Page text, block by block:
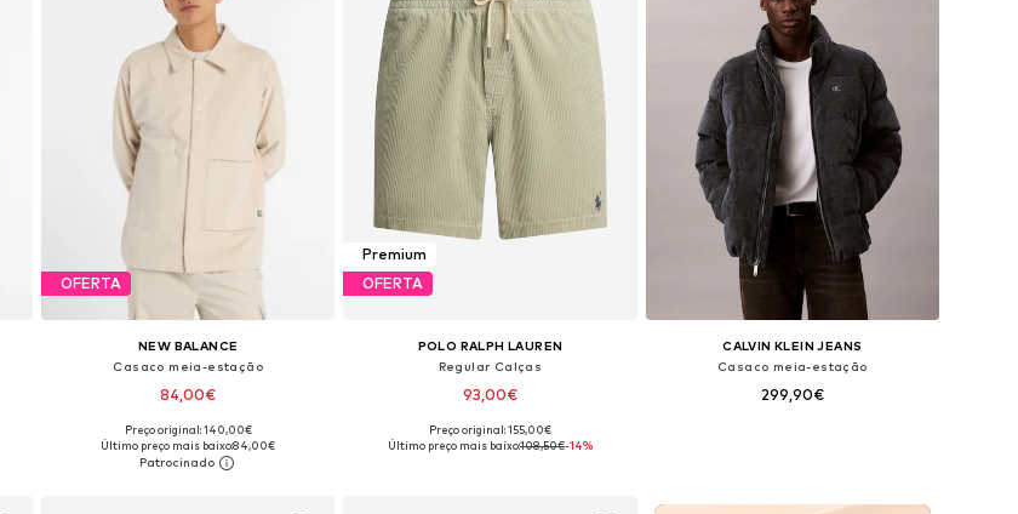
OFERTA
NEW BALANCE
Casaco meia-estação
84,00€
Tamanhos disponíveis: S, M, L, XL
Adicionar ao cesto
Preço original: 140,00€
Último preço mais baixo:84,00€
Premium
OFERTA
POLO RALPH LAUREN
Regular Calças
93,00€
Disponível em vários tamanhos
Preço original: 155,00€
Último preço mais baixo:108,50€-14%
CALVIN KLEIN JEANS
Casaco meia-estação
299,90€